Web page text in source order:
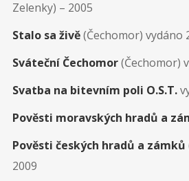
Zelenky) – 2005
Stalo sa živě(Čechomor) vydáno
Sváteční Čechomor(Čechomor)
Svatba na bitevním poli O.S.T.
Pověsti moravských hradů a
Pověsti českých hradů a zámků
2009